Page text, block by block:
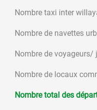
Nombre taxi inter
Nombre de navettes
Nombre de
Nombre de locaux
Nombre total des